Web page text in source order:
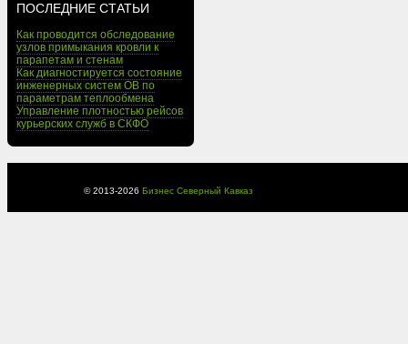
ПОСЛЕДНИЕ СТАТЬИ
Как проводится обследование
узлов примыкания кровли к
парапетам и стенам
Как диагностируется состояние
инженерных систем ОВ по
параметрам теплообмена
Управление плотностью рейсов
курьерских служб в СКФО
© 2013-2026 Бизнес Северный Кавказ